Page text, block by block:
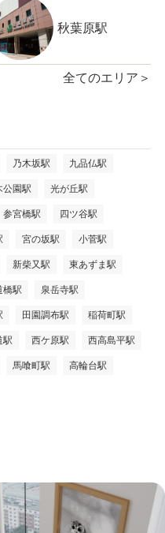
秋葉原駅
全てのエリア＞
乃木坂駅 九品仏駅
公園駅 光が丘駅
参宮橋駅 四ツ谷駅
宮の坂駅 小菅駅
新柴又駅 東あずま駅
橋駅 泉岳寺駅
田園調布駅 稲荷町駅
駅 西ケ原駅 西高島平駅
馬喰町駅 高輪台駅